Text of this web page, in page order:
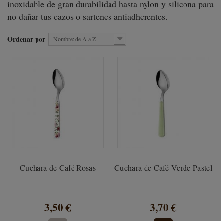
inoxidable de gran durabilidad hasta nylon y silicona para
no dañar tus cazos o sartenes antiadherentes.
Ordenar por Nombre: de A a Z
Cuchara de Café Rosas
3,50 €
Cuchara de Café Verde Pastel
3,70 €